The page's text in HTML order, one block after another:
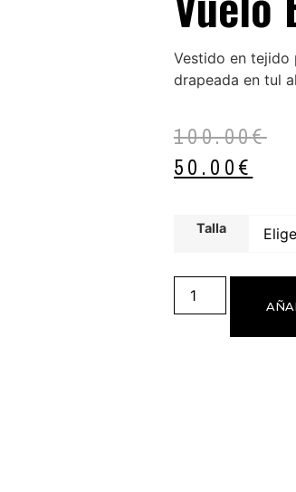
Vestido en tejido
drapeada en tul
100.00€
50.00€
Talla